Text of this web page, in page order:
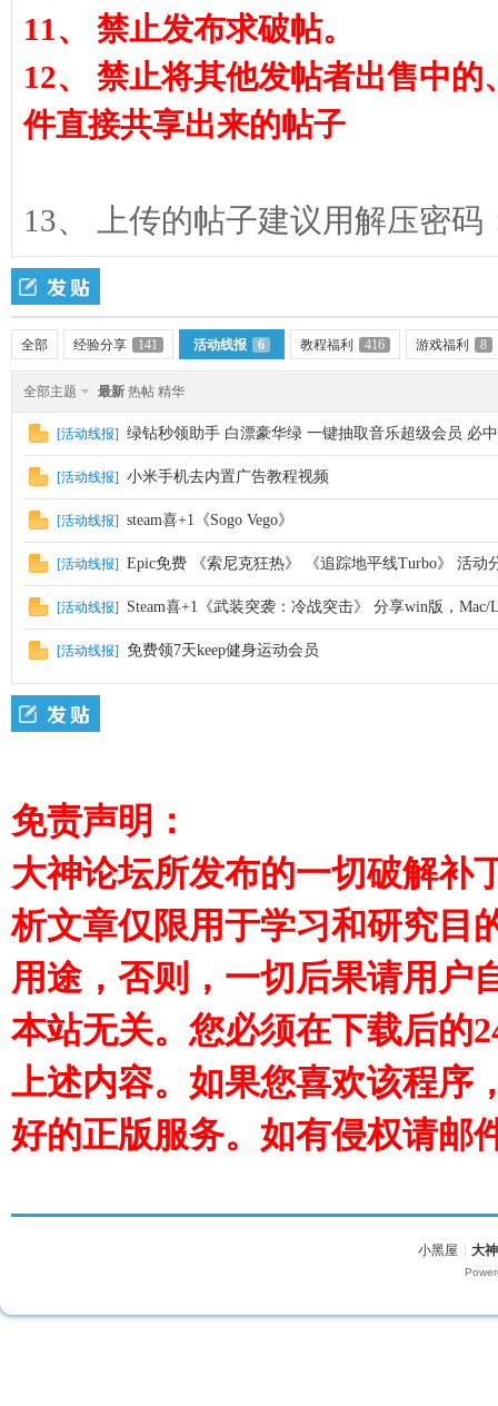
11、 禁止发布求破帖。
12、 禁止将其他发帖者出售中
件直接共享出来的帖子
13、 上传的帖子建议用解压密码
全部 经验分享 141 活动线报 6 教程福利 416 游戏福利 8
全部主题 最新 热帖 精华
[活动线报] 绿钻秒领助手 白漂豪华绿 一键抽取音乐超级会员 必中
[活动线报] 小米手机去内置广告教程视频
[活动线报] steam喜+1《Sogo Vego》
[活动线报] Epic免费 《索尼克狂热》 《追踪地平线Turbo》 活动
[活动线报] Steam喜+1《武装突袭：冷战突击》 分享win版，Mac/
[活动线报] 免费领7天keep健身运动会员
免责声明：
大神论坛所发布的一切破解补
析文章仅限用于学习和研究目
用途，否则，一切后果请用户
本站无关。您必须在下载后的
上述内容。如果您喜欢该程序
好的正版服务。如有侵权请邮
小黑屋 大